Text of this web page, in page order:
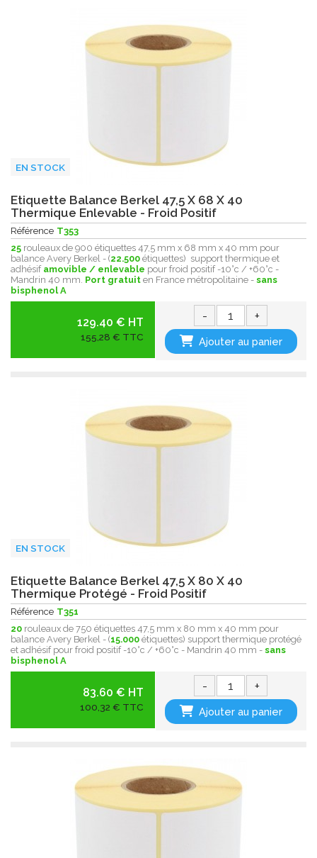
EN STOCK
Etiquette Balance Berkel 47,5 X 68 X 40
Thermique Enlevable - Froid Positif
Référence T353
25 rouleaux de 900 étiquettes 47,5 mm x 68 mm x 40 mm pour
balance Avery Berkel - (22.500 étiquettes) support thermique et
adhésif amovible / enlevable pour froid positif -10°c / +60°c -
Mandrin 40 mm. Port gratuit en France métropolitaine - sans
bisphenol A
129.40 € HT
155,28 € TTC
- +
Ajouter au panier
EN STOCK
Etiquette Balance Berkel 47,5 X 80 X 40
Thermique Protégé - Froid Positif
Référence T351
20 rouleaux de 750 étiquettes 47,5 mm x 80 mm x 40 mm pour
balance Avery Berkel - (15.000 étiquettes) support thermique protégé
et adhésif pour froid positif -10°c / +60°c - Mandrin 40 mm - sans
bisphenol A
83.60 € HT
100,32 € TTC
- +
Ajouter au panier